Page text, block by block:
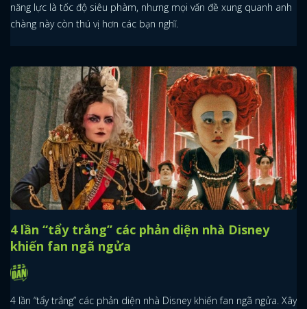
năng lực là tốc độ siêu phàm, nhưng mọi vấn đề xung quanh anh
chàng này còn thú vị hơn các bạn nghĩ.
4 lần “tẩy trắng” các phản diện nhà Disney
khiến fan ngã ngửa
4 lần “tẩy trắng” các phản diện nhà Disney khiến fan ngã ngửa. Xây